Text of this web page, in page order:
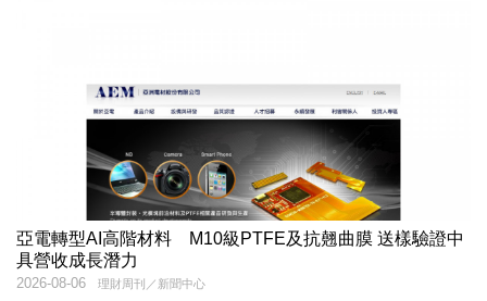
亞電轉型AI高階材料 M10級PTFE及抗翹曲膜 送樣驗證中
具營收成長潛力
理財周刊／新聞中心
2026-08-06